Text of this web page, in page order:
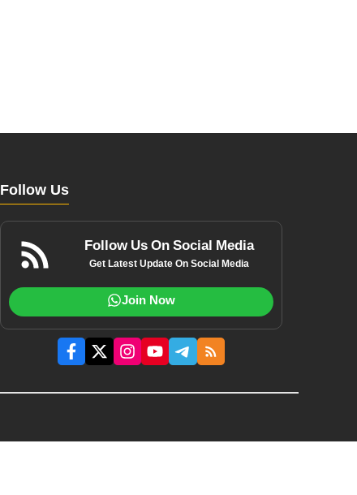
Follow Us
Follow Us On Social Media
Get Latest Update On Social Media
Join Now